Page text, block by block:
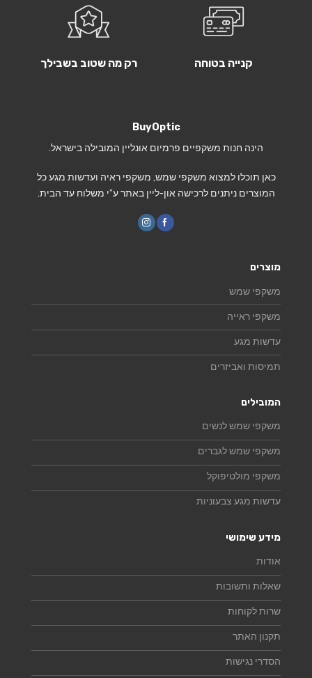
קנייה בטוחה רק מה שטוב בשבילך
BuyOptic
הינה חנות משקפיים פרמיום אונליין המובילה בישראל.
כאן תוכלו למצוא משקפי שמש, משקפי ראיה ועדשות מגע כל
המוצרים ניתנים לרכישה און-ליין באתר ע”י משלוח עד הבית.
מוצרים
משקפי שמש
משקפי ראייה
עדשות מגע
תמיסות ואביזרים
המובילים
משקפי שמש לנשים
משקפי שמש לגברים
משקפי מולטיפוקל
עדשות מגע צבעוניות
מידע שימושי
אודות
שאלות ותשובות
שרות לקוחות
תקנון האתר
הסדרי נגישות